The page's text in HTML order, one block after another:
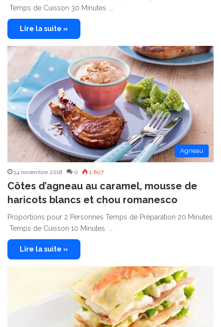
Temps de Cuisson 30 Minutes …
Lire la suite »
Agneau
14 novembre 2018 0 1 607
Côtes d’agneau au caramel, mousse de
haricots blancs et chou romanesco
Proportions pour 2 Personnes Temps de Préparation 20 Minutes
Temps de Cuisson 10 Minutes …
Lire la suite »